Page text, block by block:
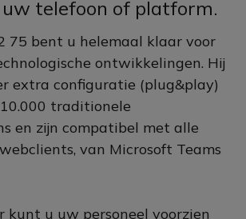
telefoon of platform.
75 bent u helemaal klaar voor
ontwikkelingen. Hij
extra configuratie (plug&play)
traditionele
en zijn compatibel met alle
van Microsoft Teams
kunt u uw personeel voorzien